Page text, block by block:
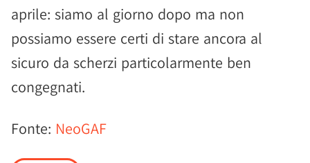
aprile: siamo al giorno dopo ma non
possiamo essere certi di stare ancora al
sicuro da scherzi particolarmente ben
congegnati.
Fonte: NeoGAF